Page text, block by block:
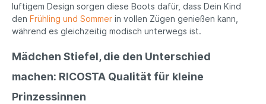
luftigem Design sorgen diese Boots dafür, dass Dein Kind
den Frühling und Sommer in vollen Zügen genießen kann,
während es gleichzeitig modisch unterwegs ist.
Mädchen Stiefel, die den Unterschied
machen: RICOSTA Qualität für kleine
Prinzessinnen